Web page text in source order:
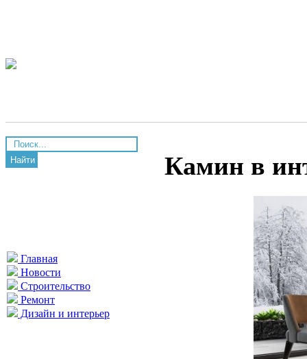
Найти
Главная
Новости
Строительство
Ремонт
Дизайн и интерьер
Камин в